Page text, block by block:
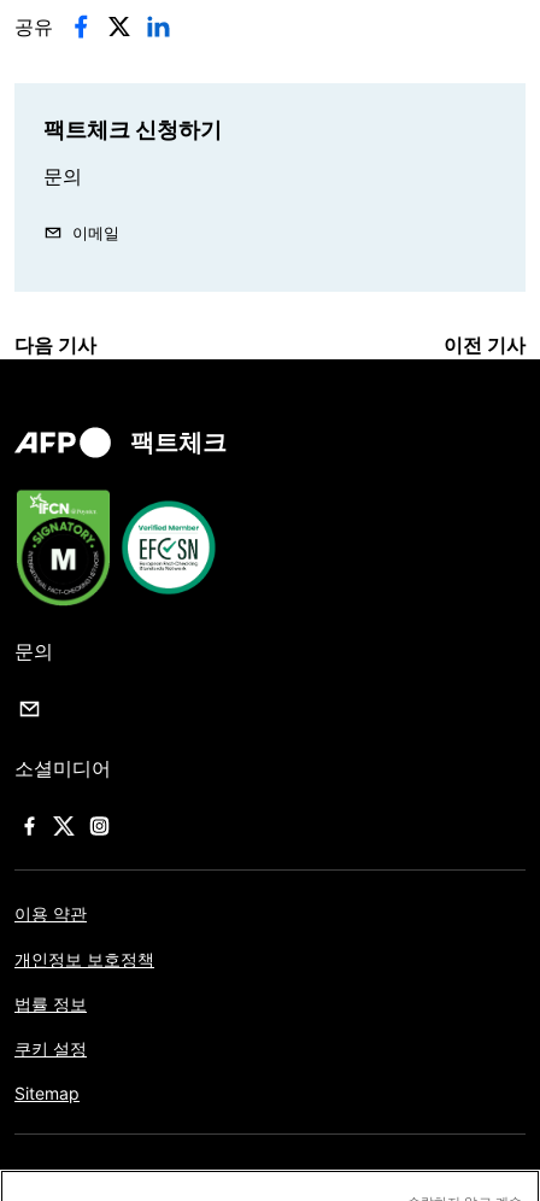
공유
팩트체크 신청하기
문의
이메일
다음 기사 이전 기사
팩트체크
문의
소셜미디어
이용 약관
개인정보 보호정책
법률 정보
쿠키 설정
Sitemap